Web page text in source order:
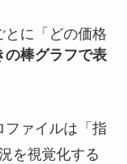
とに「どの価格
の棒グラフで表
ファイルは「指
を視覚化する